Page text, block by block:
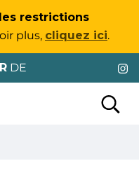
restrictions
plus, cliquez ici.
DE
Chapelle-des-